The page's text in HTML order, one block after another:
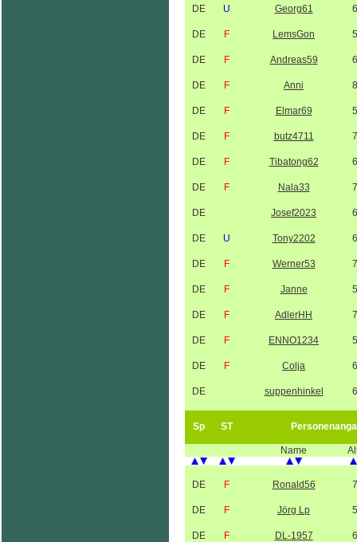
DE U Georg61
DE F LemsGon
DE F Andreas59
DE F Anni
DE F Elmar69
DE F butz4711
DE F Tibatong62
DE F Nala33
DE Josef2023
DE U Tony2202
DE F Werner53
DE F Janne
DE F AdlerHH
DE F ENNO1234
DE F Colja
DE suppenhinkel
Sp ST
Name
DE F Ronald56
DE F Jörg Lp
DE F DL-1957